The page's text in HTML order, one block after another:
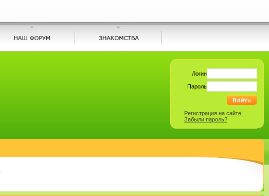
Логин
Пароль
Регистрация на сайте!
Забыли пароль?